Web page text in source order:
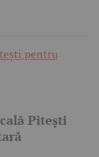
Pitești